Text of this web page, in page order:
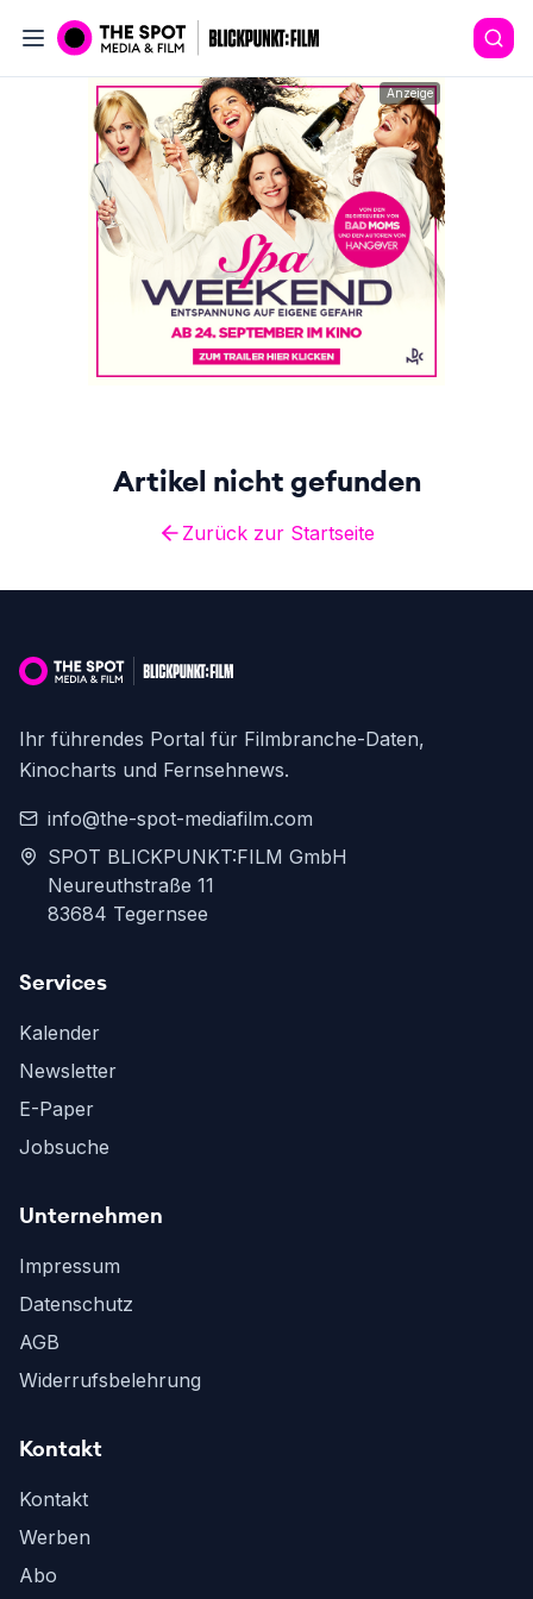
Anzeige
Artikel nicht gefunden
Zurück zur Startseite
Ihr führendes Portal für Filmbranche-Daten,
Kinocharts und Fernsehnews.
info@the-spot-mediafilm.com
SPOT BLICKPUNKT:FILM GmbH
Neureuthstraße 11
83684 Tegernsee
Services
Kalender
Newsletter
E-Paper
Jobsuche
Unternehmen
Impressum
Datenschutz
AGB
Widerrufsbelehrung
Kontakt
Kontakt
Werben
Abo